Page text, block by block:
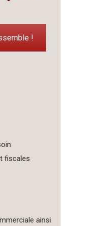
!
fiscales
ainsi